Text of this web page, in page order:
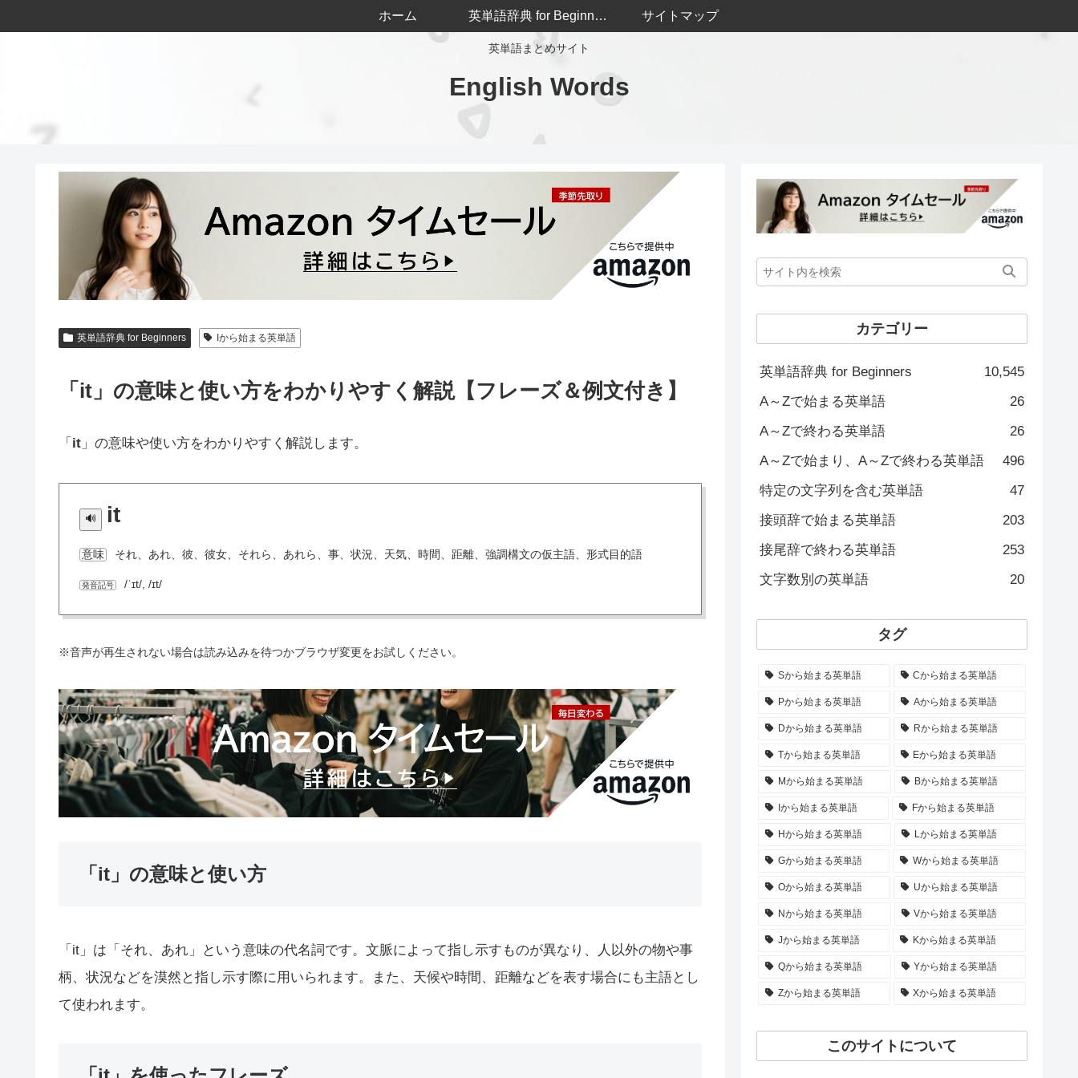
英単語まとめサイト
English Words
ホーム 英単語辞典 for Beginners サイトマップ
英単語辞典 for Beginners Iから始まる英単語
「it」の意味と使い方をわかりやすく解説【フレーズ＆例文付き】
「 it 」の意味や使い方をわかりやすく解説します。
it
意味 それ、あれ、彼、彼女、それら、あれら、事、状況、天気、時間、距離、強調構文の仮主語、形式目的語
発音記号 /ˈɪt/, /ɪt/
※音声が再生されない場合は読み込みを待つかブラウザ変更をお試しください。
「it」の意味と使い方
「it」は「それ、あれ」という意味の代名詞です。文脈によって指し示すものが異なり、人以外の物や事
柄、状況などを漠然と指し示す際に用いられます。また、天候や時間、距離などを表す場合にも主語とし
て使われます。
カテゴリー
英単語辞典 for Beginners
10,545
A～Zで始まる英単語
26
A～Zで終わる英単語
26
A～Zで始まり、A～Zで終わる英単語
496
特定の文字列を含む英単語
47
接頭辞で始まる英単語
203
接尾辞で終わる英単語
253
文字数別の英単語
20
タグ
Sから始まる英単語 Cから始まる英単語
Pから始まる英単語 Aから始まる英単語
Dから始まる英単語 Rから始まる英単語
Tから始まる英単語 Eから始まる英単語
Mから始まる英単語 Bから始まる英単語
Iから始まる英単語 Fから始まる英単語
Hから始まる英単語 Lから始まる英単語
Gから始まる英単語 Wから始まる英単語
Oから始まる英単語 Uから始まる英単語
Nから始まる英単語 Vから始まる英単語
Jから始まる英単語 Kから始まる英単語
Qから始まる英単語 Yから始まる英単語
Zから始まる英単語 Xから始まる英単語
このサイトについて